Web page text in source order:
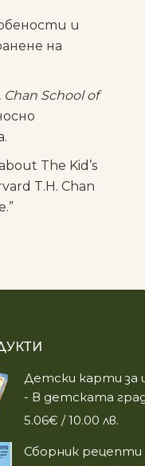
и
на
Chan School of
The Kid’s
T.H. Chan
Детски карти за
- В детската
5.06€ / 10.00 лв.
Сборник рецепти